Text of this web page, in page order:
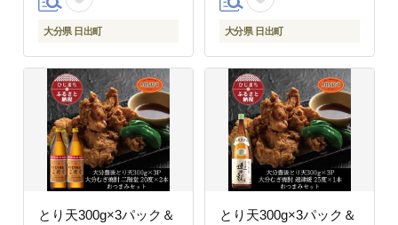
大分県 日出町 大分県 日出町
とり天300g×3パック＆
とり天300g×3パック＆